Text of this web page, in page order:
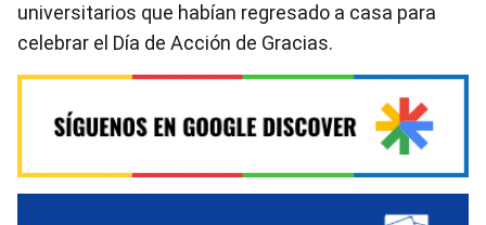
universitarios que habían regresado a casa para
celebrar el Día de Acción de Gracias.